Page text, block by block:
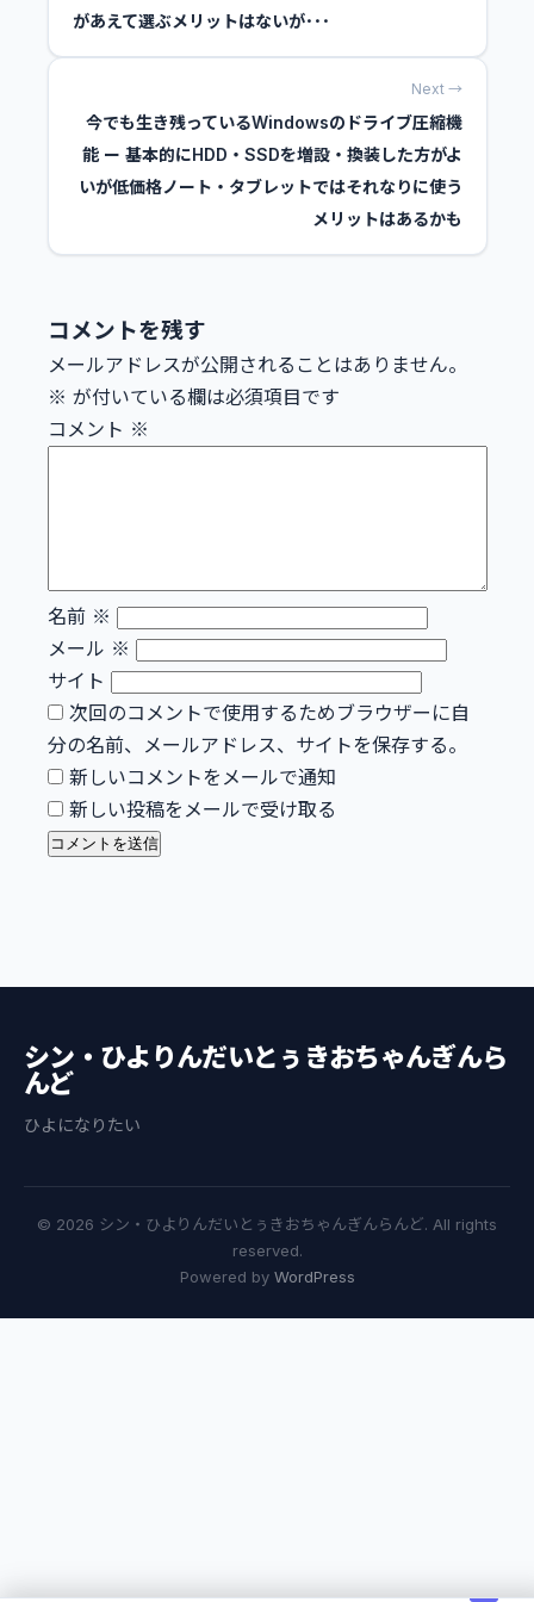
があえて選ぶメリットはないが･･･
Next →
今でも生き残っているWindowsのドライブ圧縮機
能 ー 基本的にHDD・SSDを増設・換装した方がよ
いが低価格ノート・タブレットではそれなりに使う
メリットはあるかも
コメントを残す
メールアドレスが公開されることはありません。
※ が付いている欄は必須項目です
コメント ※
名前 ※
メール ※
サイト
次回のコメントで使用するためブラウザーに自
分の名前、メールアドレス、サイトを保存する。
新しいコメントをメールで通知
新しい投稿をメールで受け取る
シン・ひよりんだいとぅきおちゃんぎんら
んど
ひよになりたい
© 2026 シン・ひよりんだいとぅきおちゃんぎんらんど. All rights
reserved.
Powered by WordPress